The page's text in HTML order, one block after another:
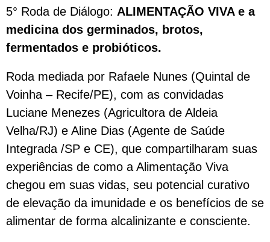
5° Roda de Diálogo: ALIMENTAÇÃO VIVA e a
medicina dos germinados, brotos,
fermentados e probióticos.
Roda mediada por Rafaele Nunes (Quintal de
Voinha – Recife/PE), com as convidadas
Luciane Menezes (Agricultora de Aldeia
Velha/RJ) e Aline Dias (Agente de Saúde
Integrada /SP e CE), que compartilharam suas
experiências de como a Alimentação Viva
chegou em suas vidas, seu potencial curativo
de elevação da imunidade e os benefícios de se
alimentar de forma alcalinizante e consciente.